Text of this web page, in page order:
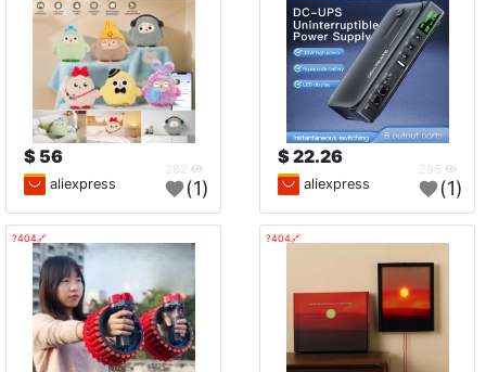
22.26 $
aliexpress (1)
56 $
aliexpress (1)
🔗404?
🔗404?